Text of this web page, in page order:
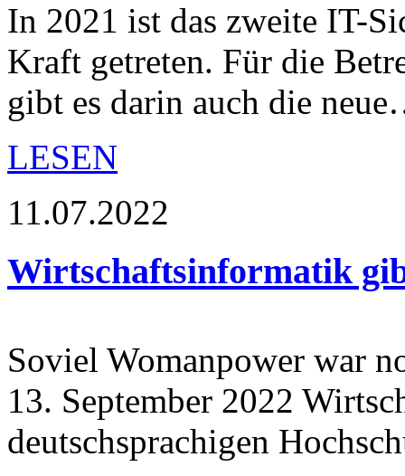
In 2021 ist das zweite IT-
Kraft getreten. Für die
gibt es darin auch die
LESEN
11.07.2022
Wirtschaftsinformatik
Soviel Womanpower war
13. September 2022
deutschsprachigen